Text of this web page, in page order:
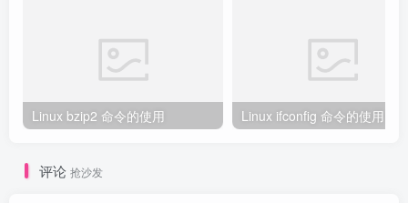
Linux bzip2 命令的使用 Linux ifconfig 命令的使用
评论 抢沙发